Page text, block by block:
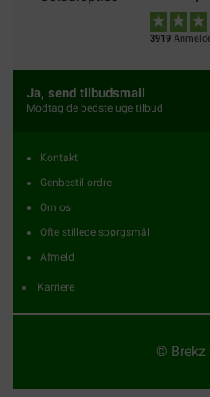
3919
Ja, send tilbudsmail
Modtag de bedste uge tilbud
Kontakt
Genbestil ordre
Om os
Ofte stillede spørgsmål
Afmeld
Karriere
© Brekz